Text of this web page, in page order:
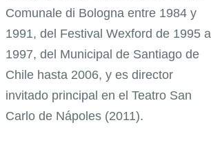
Comunale di Bologna entre 1984 y
1991, del Festival Wexford de 1995 a
1997, del Municipal de Santiago de
Chile hasta 2006, y es director
invitado principal en el Teatro San
Carlo de Nápoles (2011).